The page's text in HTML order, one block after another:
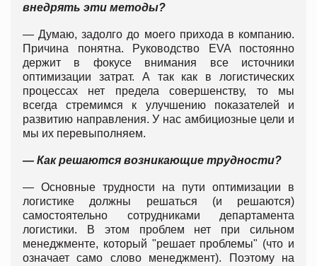
внедрять эти методы?
— Думаю, задолго до моего прихода в компанию.
Причина понятна. Руководство EVA постоянно
держит в фокусе внимания все источники
оптимизации затрат. А так как в логистических
процессах нет предела совершенству, то мы
всегда стремимся к улучшению показателей и
развитию направления. У нас амбициозные цели и
мы их перевыполняем.
— Как решаются возникающие трудности?
— Основные трудности на пути оптимизации в
логистике должны решаться (и решаются)
самостоятельно сотрудниками департамента
логистики. В этом проблем нет при сильном
менеджменте, который "решает проблемы" (что и
означает само слово менеджмент). Поэтому на